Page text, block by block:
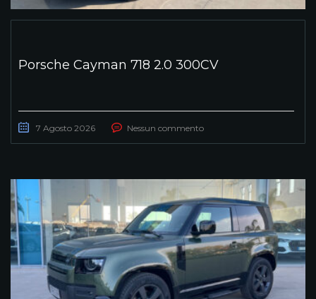
Porsche Cayman 718 2.0 300CV
7 Agosto 2026 Nessun commento